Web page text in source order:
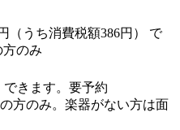
（うち消費税額386円） で
方のみ
きます。要予約
方のみ。楽器がない方は面